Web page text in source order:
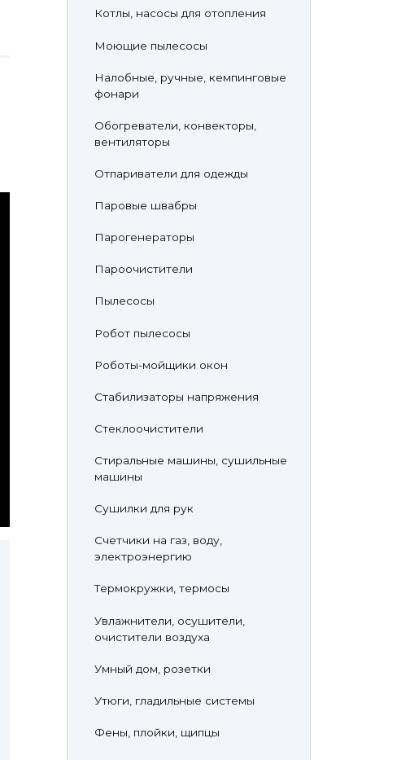
Котлы, насосы для отопления
Моющие пылесосы
Налобные, ручные, кемпинговые
фонари
Обогреватели, конвекторы,
вентиляторы
Отпариватели для одежды
Паровые швабры
Парогенераторы
Пароочистители
Пылесосы
Робот пылесосы
Роботы-мойщики окон
Стабилизаторы напряжения
Стеклоочистители
Стиральные машины, сушильные
машины
Сушилки для рук
Счетчики на газ, воду,
электроэнергию
Термокружки, термосы
Увлажнители, осушители,
очистители воздуха
Умный дом, розетки
Утюги, гладильные системы
Фены, плойки, щипцы